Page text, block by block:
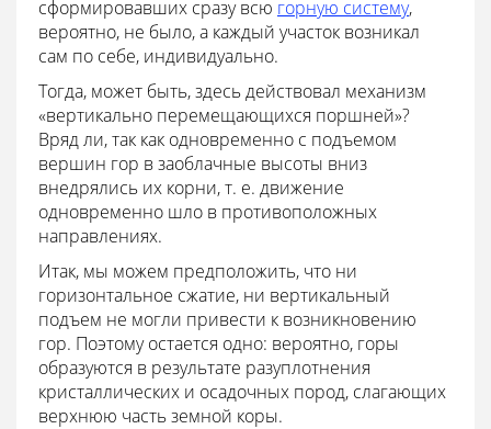
сформировавших сразу всю горную систему,
вероятно, не было, а каждый участок возникал
сам по себе, индивидуально.
Тогда, может быть, здесь действовал механизм
«вертикально перемещающихся поршней»?
Вряд ли, так как одновременно с подъемом
вершин гор в заоблачные высоты вниз
внедрялись их корни, т. е. движение
одновременно шло в противоположных
направлениях.
Итак, мы можем предположить, что ни
горизонтальное сжатие, ни вертикальный
подъем не могли привести к возникновению
гор. Поэтому остается одно: вероятно, горы
образуются в результате разуплотнения
кристаллических и осадочных пород, слагающих
верхнюю часть земной коры.